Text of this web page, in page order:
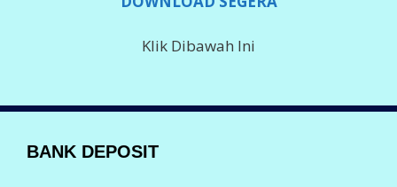
Klik Dibawah Ini
BANK DEPOSIT